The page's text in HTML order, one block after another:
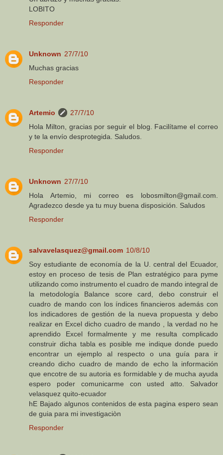
LOBITO
Responder
Unknown 27/7/10
Muchas gracias
Responder
Artemio
27/7/10
Hola Milton, gracias por seguir el blog. Facilítame el correo
y te la envío desprotegida. Saludos.
Responder
Unknown 27/7/10
Hola Artemio, mi correo es lobosmilton@gmail.com.
Agradezco desde ya tu muy buena disposición. Saludos
Responder
salvavelasquez@gmail.com 10/8/10
Soy estudiante de economía de la U. central del Ecuador,
estoy en proceso de tesis de Plan estratégico para pyme
utilizando como instrumento el cuadro de mando integral de
la metodología Balance score card, debo construir el
cuadro de mando con los índices financieros además con
los indicadores de gestión de la nueva propuesta y debo
realizar en Excel dicho cuadro de mando , la verdad no he
aprendido Excel formalmente y me resulta complicado
construir dicha tabla es posible me indique donde puedo
encontrar un ejemplo al respecto o una guía para ir
creando dicho cuadro de mando de echo la información
que encotre de su autoria es formidable y de mucha ayuda
espero poder comunicarme con usted atto. Salvador
velasquez quito-ecuador
hE Bajado algunos contenidos de esta pagina espero sean
de guia para mi investigaciòn
Responder